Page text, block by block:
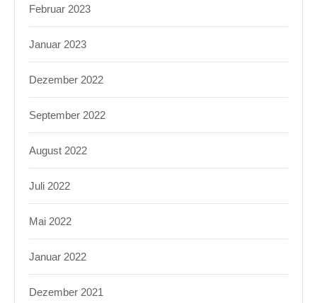
Februar 2023
Januar 2023
Dezember 2022
September 2022
August 2022
Juli 2022
Mai 2022
Januar 2022
Dezember 2021